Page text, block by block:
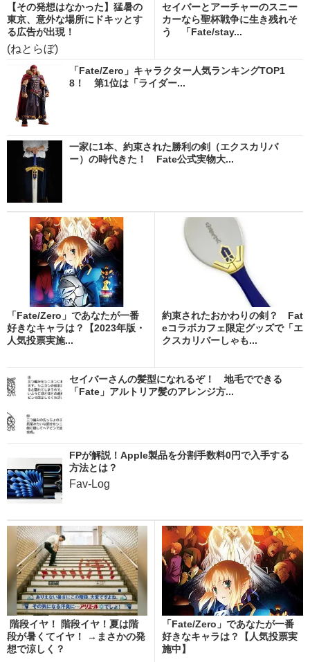
【その発想はなかった】猛暑の
東京、意外な場所にドキッとす
る広告が出現！
(ねとらぼ)
セイバーとアーチャーのスニー
カーなら聖杯戦争に生き残れそ
う 「Fate/stay...
「Fate/Zero」キャラクター人気ランキングTOP1
8！ 第1位は「ライダー...
一家に1本、約束された勝利の剣（エクスカリバ
ー）の時代きた！ Fate公式実物大...
「Fate/Zero」であなたが一番
好きなキャラは？【2023年版・
人気投票実施...
約束されたおかわりの剣？ Fat
eコラボカフェ限定グッズで「エ
クスカリバーしゃも...
セイバーさんの髪型になれるぞ！ 地毛でできる
「Fate」アルトリア髪のアレンジ方...
FPが解説！Apple製品を分割手数料0円で入手する
方法とは？
Fav-Log
階段イヤ！ 階段イヤ！夏は階
段が暑くてイヤ！ →まさかの発
想で涼しく？
「Fate/Zero」であなたが一番
好きなキャラは？【人気投票実
施中】